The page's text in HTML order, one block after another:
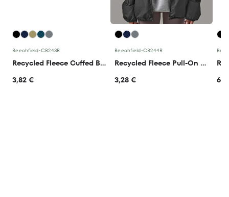
Beechfield•CB243R
Recycled Fleece Cuffed Beanie
3,82 €
Beechfield•CB244R
Recycled Fleece Pull-On Beanie
3,28 €